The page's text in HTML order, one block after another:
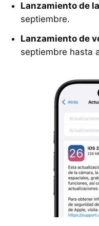
Lanzamiento de
septiembre.
Lanzamiento de
septiembre hasta